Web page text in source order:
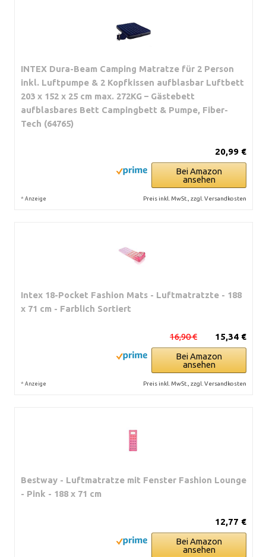
INTEX Dura-Beam Camping Matratze für 2 Person
inkl. Luftpumpe & 2 Kopfkissen aufblasbar Luftbett
203 x 152 x 25 cm max. 272KG – Gästebett
aufblasbares Bett Campingbett & Pumpe, Fiber-
Tech (64765)
20,99 €
Bei Amazon
ansehen
* Anzeige Preis inkl. MwSt., zzgl. Versandkosten
Intex 18-Pocket Fashion Mats - Luftmatratzte - 188
x 71 cm - Farblich Sortiert
15,34 €
16,90 €
Bei Amazon
ansehen
* Anzeige Preis inkl. MwSt., zzgl. Versandkosten
Bestway - Luftmatratze mit Fenster Fashion Lounge
- Pink - 188 x 71 cm
12,77 €
Bei Amazon
ansehen